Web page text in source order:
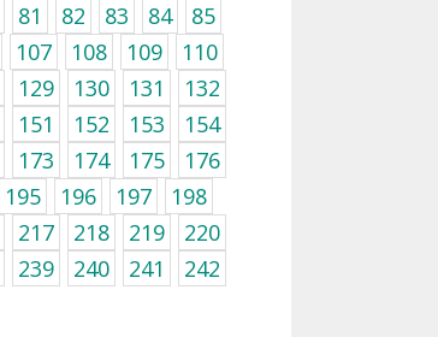
81 82 83 84
85
107 108 109
110
129 130 131
132
151 152 153
154
173 174 175
176
195 196 197
198
217 218 219
220
239 240 241
242